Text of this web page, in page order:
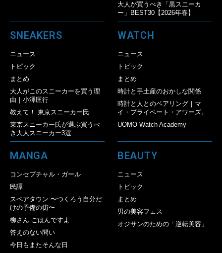
大人が買うべき「黒スニーカ
ー」BEST30【2026年春】
SNEAKERS
ニュース
トピック
まとめ
大人がこのスニーカーを買う理
由｜小澤匡行
教えて！ 東京スニーカー氏
東京スニーカー氏が選ぶ買うべ
き大人スニーカー3選
WATCH
ニュース
トピック
まとめ
時計と手土産のおかしな関係
時計と人とのペアリング｜マ
イ・プライベート・アワーズ。
UOMO Watch Academy
MANGA
コンセプチャル・ガール
民譚
スペアタウン 〜つくろう自分だ
けの予備の街〜
柳さん ごはんですよ
答えのない問い
今日もまたそんな日
BEAUTY
ニュース
トピック
まとめ
男の美容フェス
オジサンのための「逆転美容」